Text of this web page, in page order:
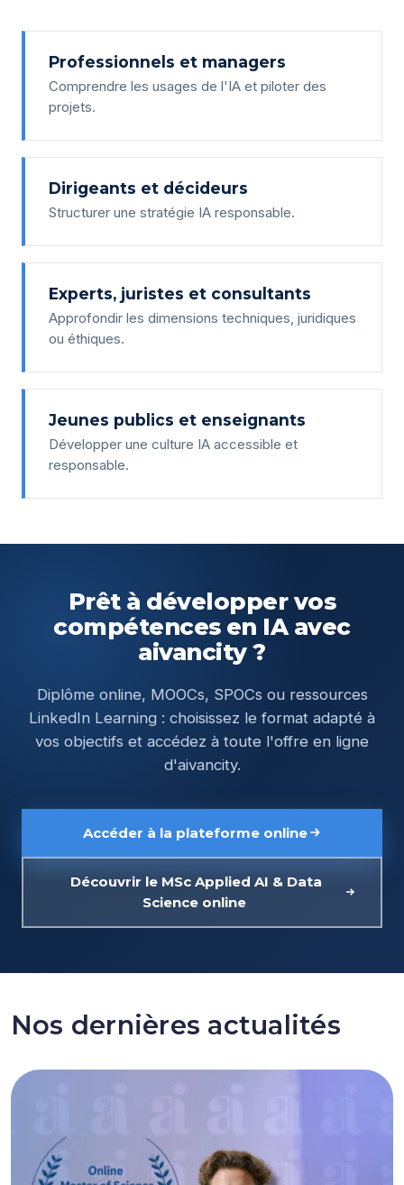
Professionnels et managers
Comprendre les usages de l'IA et piloter des
projets.
Dirigeants et décideurs
Structurer une stratégie IA responsable.
Experts, juristes et consultants
Approfondir les dimensions techniques, juridiques
ou éthiques.
Jeunes publics et enseignants
Développer une culture IA accessible et
responsable.
Prêt à développer vos
compétences en IA avec
aivancity ?
Diplôme online, MOOCs, SPOCs ou ressources
LinkedIn Learning : choisissez le format adapté à
vos objectifs et accédez à toute l'offre en ligne
d'aivancity.
Accéder à la plateforme online
Découvrir le MSc Applied AI & Data
Science online
Nos dernières actualités